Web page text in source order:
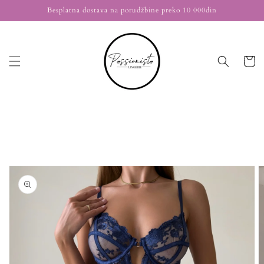
sadržaj
Besplatna dostava na porudžbine preko 10 000din
Korpa